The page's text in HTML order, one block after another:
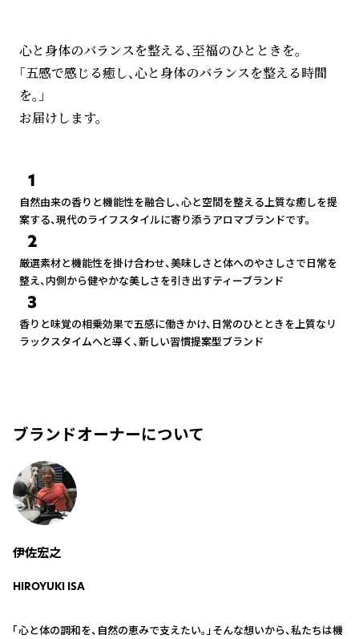
心と身体のバランスを整える、至福のひとときを。
「五感で感じる癒し、心と身体のバランスを整える時間
を。」
1
自然由来の香りと機能性を融合し、心と空間を整える上質な癒しを提
案する、現代のライフスタイルに寄り添うアロマブランドです。
2
厳選素材と機能性を掛け合わせ、美味しさと体へのやさしさで日常を
整え、内側から健やかな美しさを引き出すティーブランド
3
香りと味覚の相乗効果で五感に働きかけ、日常のひとときを上質なリ
ラックスタイムへと導く、新しい習慣提案型ブランド
ブランドオーナーについて
伊佐宏之
HIROYUKI ISA
「心と体の調和を、自然の恵みで支えたい。」そんな想いから、私たちは機